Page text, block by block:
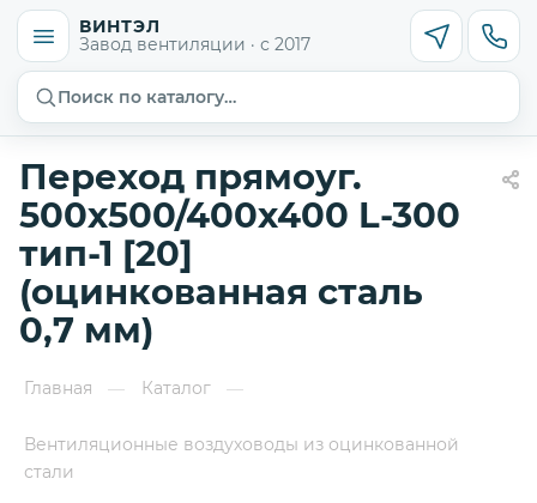
ВИНТЭЛ
Завод вентиляции · с 2017
Поиск по каталогу…
Переход прямоуг.
500х500/400х400 L-300
тип-1 [20]
(оцинкованная сталь
0,7 мм)
Главная — Каталог —
Вентиляционные воздуховоды из оцинкованной
стали